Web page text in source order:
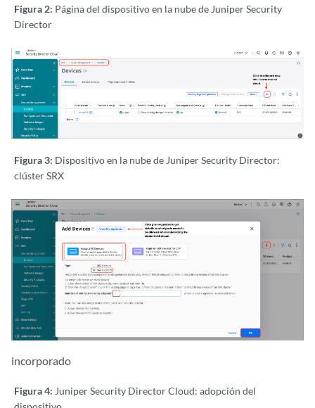
set security policies from-zone trust to-zone services policy t2s-
set security policies from-zone trust to-zone services policy t2s-
set security policies from-zone trust to-zone services policy t2s-
set security policies from-zone trust to-zone services policy t2s-
set security policies from-zone trust to-zone services policy t2s-
Security Policies between untrust to services:
set security policies from-zone untrust to-zone services policy u2s-
set security policies from-zone untrust to-zone services policy u2s-
set security policies from-zone untrust to-zone services policy u2s-
set security policies from-zone untrust to-zone services policy u2s-
set security policies from-zone untrust to-zone services policy u2s-
set security policies from-zone untrust to-zone services policy u2s-
set security policies from-zone untrust to-zone services policy u2s-
NETCONF SERVICE:
set system services ssh sftp-server
set system services rlogin
set system services netconf ssh
set system services netconf rfc-compliant
set system services web-management https system-generated-certificate
set system services web-management limits debug-level 9
set system services web-management session idle-timeout 1440
DNS SERVER:
Figura 2: Página del dispositivo en la nube de Juniper Security
Director
Figura 3: Dispositivo en la nube de Juniper Security Director:
clúster SRX
incorporado
Figura 4: Juniper Security Director Cloud: adopción del